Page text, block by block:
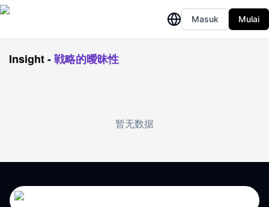
Masuk Mulai
Insight-戦略的曖昧性
暂无数据